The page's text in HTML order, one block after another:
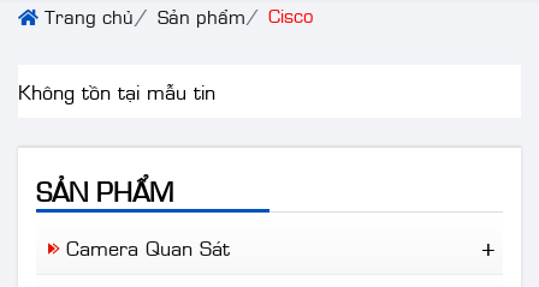
Trang chủ Sản phẩm Cisco
Không tồn tại mẫu tin
SẢN PHẨM
Camera Quan Sát